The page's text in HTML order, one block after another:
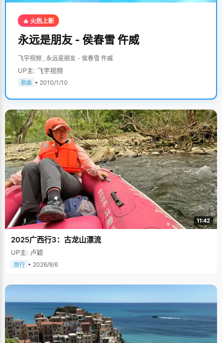
🔥 火热上新
永远是朋友 - 侯春雪 仵威
飞宇视频 , 永远是朋友 - 侯春雪 仵威
UP主: 飞宇视频
歌曲 • 2010/1/10
11:42
2025广西行3：古龙山漂流
UP主: 卢颖
旅行 • 2026/8/6